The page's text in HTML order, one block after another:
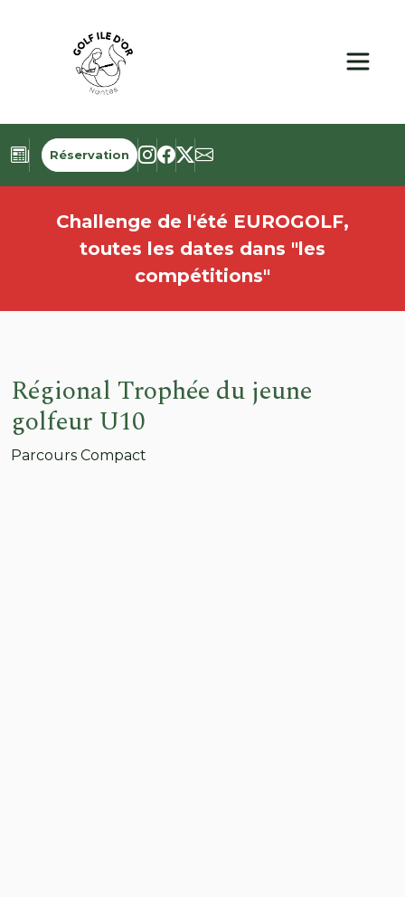
Réservation
Challenge de l'été EUROGOLF,
toutes les dates dans "les
compétitions"
Régional Trophée du jeune
golfeur U10
Parcours Compact